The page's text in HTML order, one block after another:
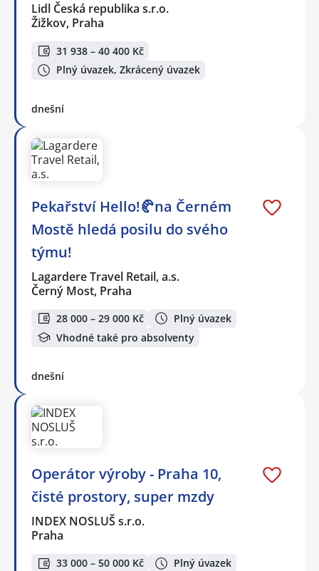
Lidl Česká republika s.r.o.
Žižkov, Praha
31 938 – 40 400 Kč
Plný úvazek, Zkrácený úvazek
dnešní
Pekařství Hello!🥐na Černém
Mostě hledá posilu do svého
týmu!
Lagardere Travel Retail, a.s.
Černý Most, Praha
28 000 – 29 000 Kč
Plný úvazek
Vhodné také pro absolventy
dnešní
Operátor výroby - Praha 10,
čisté prostory, super mzdy
INDEX NOSLUŠ s.r.o.
Praha
33 000 – 50 000 Kč Plný úvazek